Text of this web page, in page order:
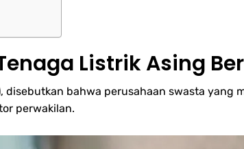
Listrik Asing
disebutkan bahwa perusahaan swasta yang
perwakilan.